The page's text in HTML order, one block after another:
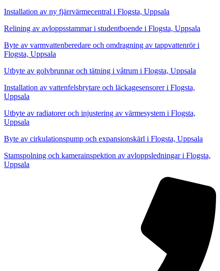
Installation av ny fjärrvärmecentral i Flogsta, Uppsala
Relining av avloppsstammar i studentboende i Flogsta, Uppsala
Byte av varmvattenberedare och omdragning av tappvattenrör i
Flogsta, Uppsala
Utbyte av golvbrunnar och tätning i våtrum i Flogsta, Uppsala
Installation av vattenfelsbrytare och läckagesensorer i Flogsta,
Uppsala
Utbyte av radiatorer och injustering av värmesystem i Flogsta,
Uppsala
Byte av cirkulationspump och expansionskärl i Flogsta, Uppsala
Stamspolning och kamerainspektion av avloppsledningar i Flogsta,
Uppsala